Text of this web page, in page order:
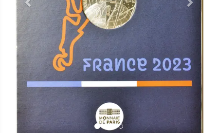
Previous Next